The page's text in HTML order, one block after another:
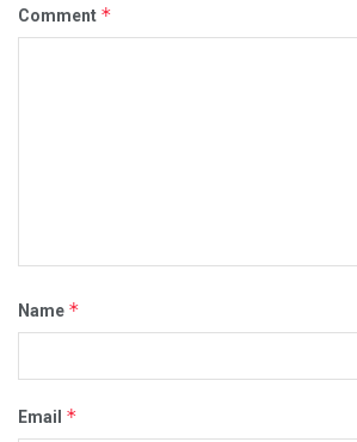
Comment *
Name *
Email *